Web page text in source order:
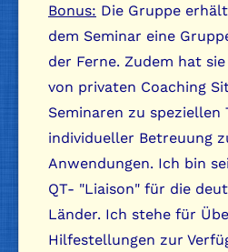
Bonus: Die Gruppe
dem Seminar eine
der Ferne. Zudem hat
von privaten Coaching
Seminaren zu speziellen
individueller Betreuung
Anwendungen. Ich bin
QT- "Liaison" für die
Länder. Ich stehe für
Hilfestellungen zur